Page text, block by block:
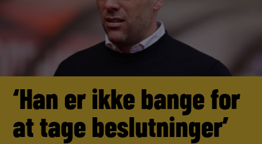
‘Han er ikke bange for
at tage beslutninger’